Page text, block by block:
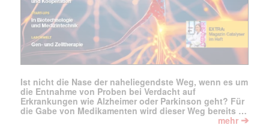
Ist nicht die Nase der naheliegendste Weg, wenn es um
die Entnahme von Proben bei Verdacht auf
Erkrankungen wie Alzheimer oder Parkinson geht? Für
die Gabe von Medikamenten wird dieser Weg bereits …
mehr ➔